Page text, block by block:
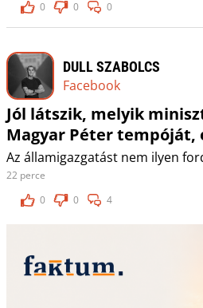
0
0 0
DULL SZABOLCS
Facebook
Jól látszik, melyik
Magyar Péter tempóját,
Az államigazgatást nem ilyen
22 perce
0
0 4